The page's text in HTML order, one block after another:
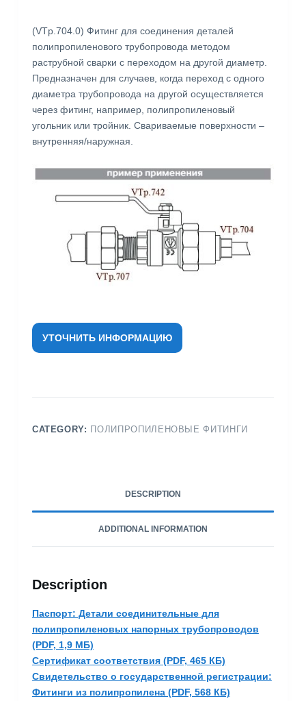
(VTp.704.0) Фитинг для соединения деталей
полипропиленового трубопровода методом
раструбной сварки с переходом на другой диаметр.
Предназначен для случаев, когда переход с одного
диаметра трубопровода на другой осуществляется
через фитинг, например, полипропиленовый
угольник или тройник. Свариваемые поверхности –
внутренняя/наружная.
УТОЧНИТЬ ИНФОРМАЦИЮ
CATEGORY: ПОЛИПРОПИЛЕНОВЫЕ ФИТИНГИ
DESCRIPTION
ADDITIONAL INFORMATION
Description
Паспорт: Детали соединительные для
полипропиленовых напорных трубопроводов
(PDF, 1,9 МБ)
Сертификат соответствия (PDF, 465 КБ)
Свидетельство о государственной регистрации:
Фитинги из полипропилена (PDF, 568 КБ)